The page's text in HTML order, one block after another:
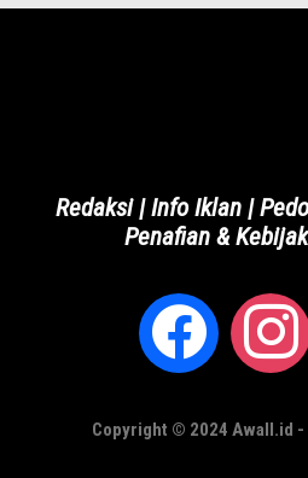
Redaksi |Info Iklan|
Penafian &
Copyright © 2024 Awall.id -